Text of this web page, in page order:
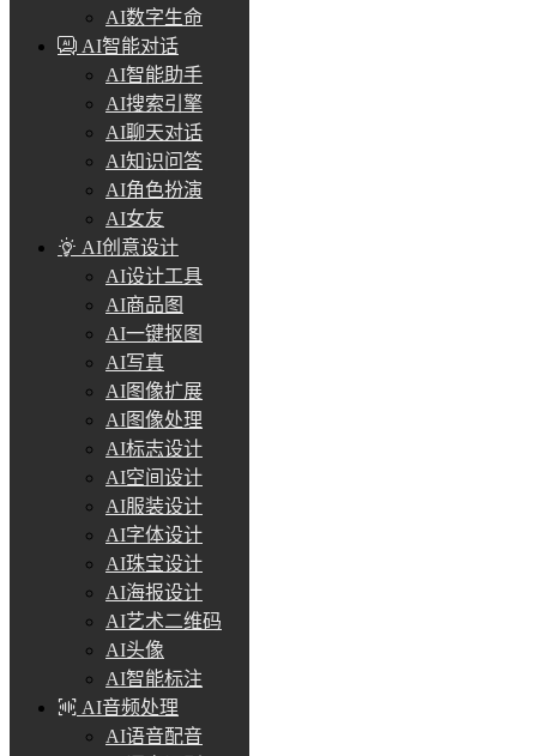
AI数字生命
AI智能对话
AI智能助手
AI搜索引擎
AI聊天对话
AI知识问答
AI角色扮演
AI女友
AI创意设计
AI设计工具
AI商品图
AI一键抠图
AI写真
AI图像扩展
AI图像处理
AI标志设计
AI空间设计
AI服装设计
AI字体设计
AI珠宝设计
AI海报设计
AI艺术二维码
AI头像
AI智能标注
AI音频处理
AI语音配音